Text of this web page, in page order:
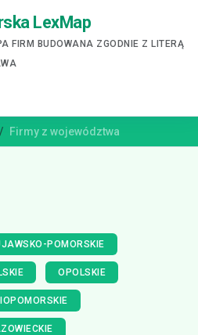
LexMap
FIRM BUDOWANA ZGODNIE Z LITERĄ
Firmy z województwa
POMORSKIE
OPOLSKIE